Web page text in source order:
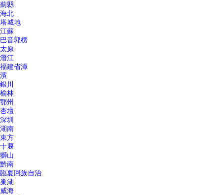
薊縣
海北
塔城地
江蘇
巴音郭楞
太原
潛江
福建省漳
濱
銀川
榆林
鄂州
杏壇
深圳
湖南
東方
十堰
獅山
黔南
臨夏回族自治
巢湖
威海